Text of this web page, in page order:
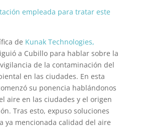
empleada para tratar este
de Kunak Technologies,
a Cubillo para hablar sobre la
de la contaminación del
en las ciudades. En esta
su ponencia hablándonos
aire en las ciudades y el origen
Tras esto, expuso soluciones
ya mencionada calidad del aire